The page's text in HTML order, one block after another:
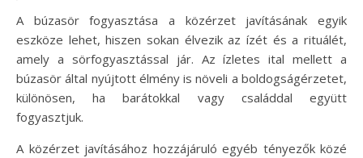
A búzasör fogyasztása a közérzet javításának egyik
eszköze lehet, hiszen sokan élvezik az ízét és a rituálét,
amely a sörfogyasztással jár. Az ízletes ital mellett a
búzasör által nyújtott élmény is növeli a boldogságérzetet,
különösen, ha barátokkal vagy családdal együtt
fogyasztjuk.
A közérzet javításához hozzájáruló egyéb tényezők közé